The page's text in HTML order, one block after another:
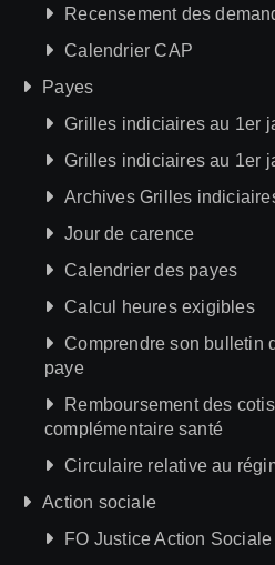
Recensement des
Calendrier CAP
Payes
Grilles indiciaires au 1er
Grilles indiciaires au 1er
Archives Grilles
Jour de carence
Calendrier des payes
Calcul heures exigibles
Comprendre son bulletin
paye
Remboursement des
complémentaire santé
Circulaire relative au
Action sociale
FO Justice Action Sociale